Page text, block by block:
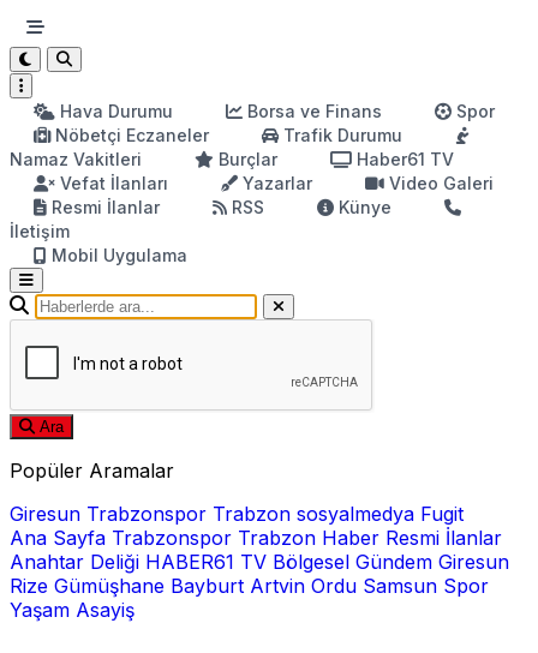
Hava Durumu Borsa ve Finans
Spor
Nöbetçi Eczaneler
Trafik Durumu
Namaz Vakitleri
Burçlar
Haber61 TV
Vefat İlanları
Yazarlar
Video Galeri
Resmi İlanlar
RSS
Künye
İletişim
Mobil Uygulama
Ara
Popüler Aramalar
Giresun Trabzonspor Trabzon sosyalmedya Fugit
Ana Sayfa Trabzonspor Trabzon Haber Resmi İlanlar
Anahtar Deliği HABER61 TV Bölgesel Gündem Giresun
Rize Gümüşhane Bayburt Artvin Ordu Samsun Spor
Yaşam Asayiş